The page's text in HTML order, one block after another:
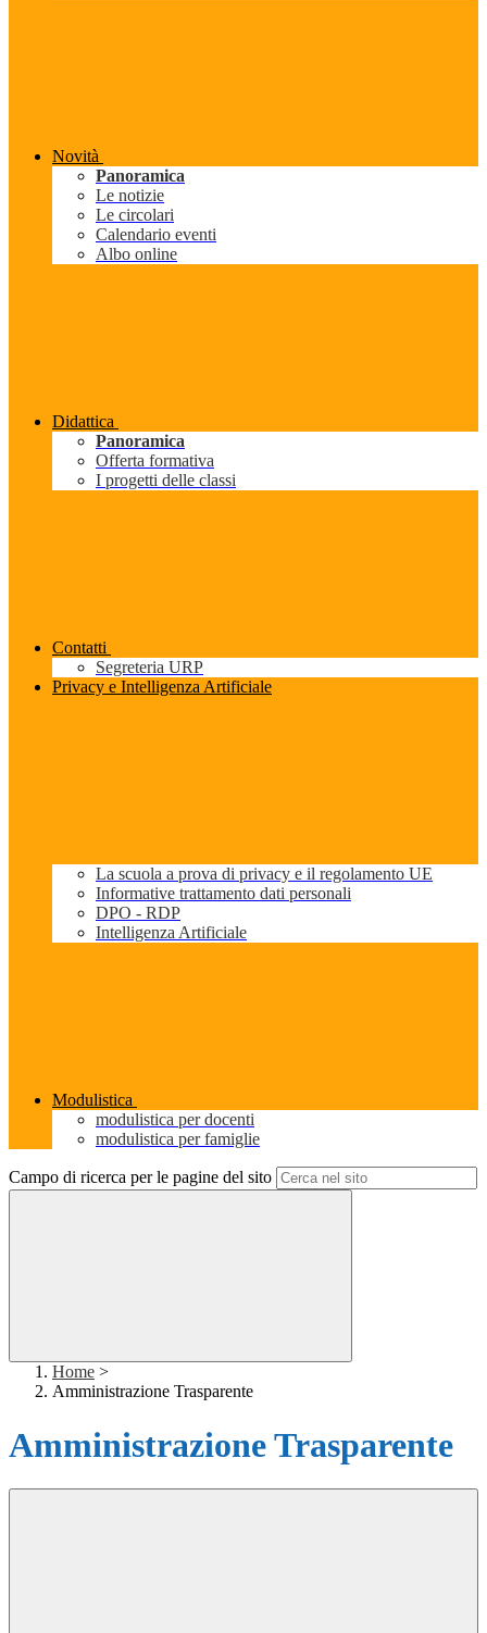
Novità
Panoramica
Le notizie
Le circolari
Calendario eventi
Albo online
Didattica
Panoramica
Offerta formativa
I progetti delle classi
Contatti
Segreteria URP
Privacy e Intelligenza Artificiale
La scuola a prova di privacy e il regolamento UE
Informative trattamento dati personali
DPO - RDP
Intelligenza Artificiale
Modulistica
modulistica per docenti
modulistica per famiglie
Campo di ricerca per le pagine del sito
Home >
Amministrazione Trasparente
Amministrazione Trasparente